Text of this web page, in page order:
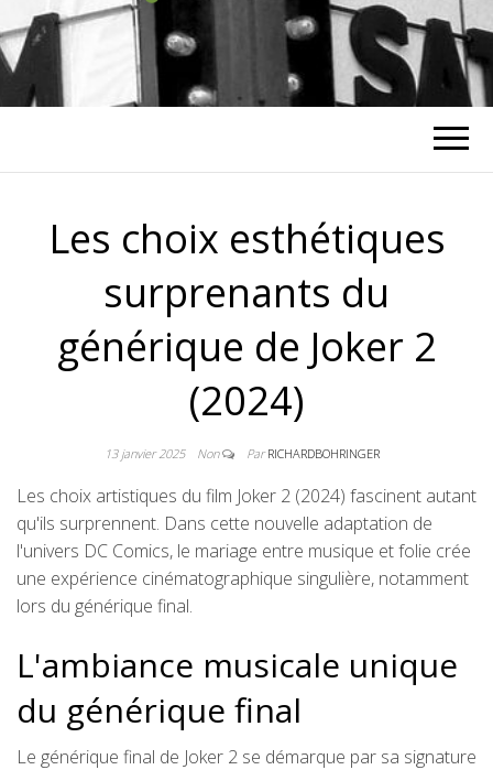
RICHARD
BOHRINGER
Les choix esthétiques
surprenants du
générique de Joker 2
(2024)
13 janvier 2025 Non ParRICHARDBOHRINGER
Les choix artistiques du film Joker 2 (2024) fascinent autant
qu'ils surprennent. Dans cette nouvelle adaptation de
l'univers DC Comics, le mariage entre musique et folie crée
une expérience cinématographique singulière, notamment
lors du générique final.
L'ambiance musicale unique
du générique final
Le générique final de Joker 2 se démarque par sa signature